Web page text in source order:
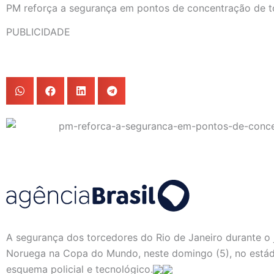
PM reforça a segurança em pontos de concentração de
PUBLICIDADE
A segurança dos torcedores do Rio de Janeiro durante
Noruega na Copa do Mundo, neste domingo (5), no
esquema policial e tecnológico.